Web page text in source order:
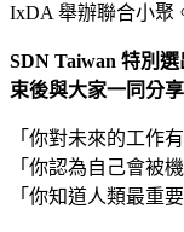
IxDA 舉辦聯合小聚
SDN Taiwan 特別選
束後與大家一同分享
「你對未來的工作
「你認為自己會被
「你知道人類最重